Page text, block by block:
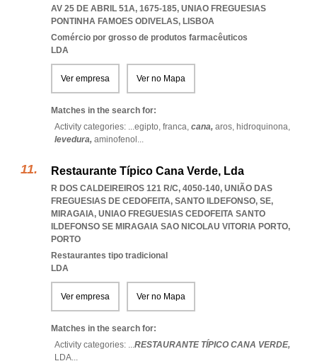
AV 25 DE ABRIL 51A, 1675-185, UNIAO FREGUESIAS
PONTINHA FAMOES ODIVELAS, LISBOA
Comércio por grosso de produtos farmacêuticos
LDA
Ver empresa Ver no Mapa
Matches in the search for:
Activity categories: ...egipto, franca, cana, aros, hidroquinona,
levedura, aminofenol ...
Restaurante Típico Cana Verde, Lda
R DOS CALDEIREIROS 121 R/C, 4050-140, UNIÃO DAS
FREGUESIAS DE CEDOFEITA, SANTO ILDEFONSO, SE,
MIRAGAIA, UNIAO FREGUESIAS CEDOFEITA SANTO
ILDEFONSO SE MIRAGAIA SAO NICOLAU VITORIA PORTO,
PORTO
Restaurantes tipo tradicional
LDA
Ver empresa Ver no Mapa
Matches in the search for:
Activity categories: ...RESTAURANTE TÍPICO CANA VERDE,
LDA...